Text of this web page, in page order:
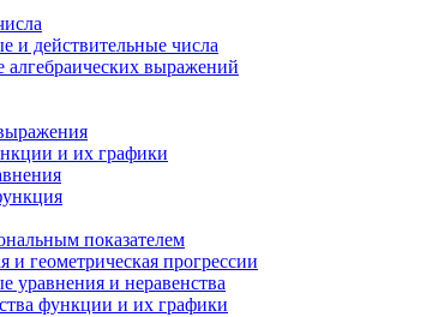
и действительные числа
алгебраических выражений
и их графики
показателем
и геометрическая прогрессии
уравнения и неравенства
функции и их графики